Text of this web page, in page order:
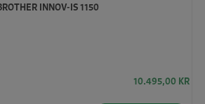
INNOV-IS 1150
10.495,00 KR